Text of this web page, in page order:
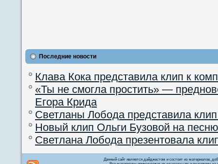
Последние новости
Клава Кока представила клип к
«Ты не смогла простить» —
Егора Крида
Светланы Лобода представила
Новый клип Ольги Бузовой на
Светлана Лобода презентовала
Данный сайт является дайджестом и состоит из материалов,